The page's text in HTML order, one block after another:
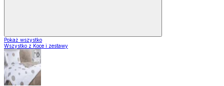
Pokaż wszystko
Wszystko z Koce i zestawy